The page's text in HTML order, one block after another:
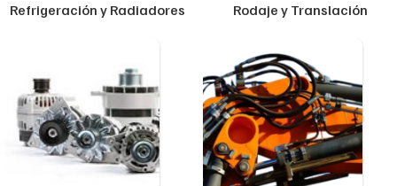
Refrigeración y Radiadores Rodaje y Translación